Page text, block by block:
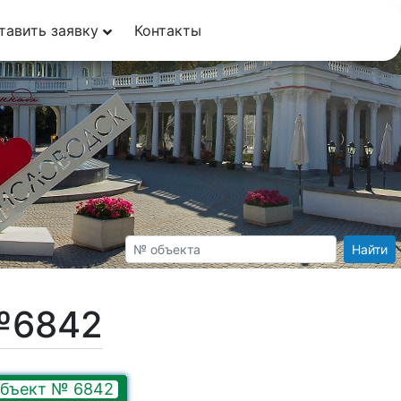
заявку Контакты
Найти
№ 6842